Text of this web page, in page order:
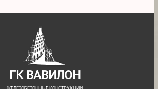
ГК ВАВИЛОН